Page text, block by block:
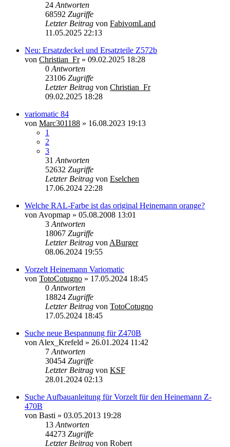
24 Antworten
68592 Zugriffe
Letzter Beitrag von FabivomLand
11.05.2025 22:13
Neu: Ersatzdeckel und Ersatzteile Z572b
von Christian_Fr» 09.02.2025 18:28
0 Antworten
23106 Zugriffe
Letzter Beitrag von Christian_Fr
09.02.2025 18:28
variomatic 84
von Marc301188 » 16.08.2023 19:13
1
2
3
31 Antworten
52632 Zugriffe
Letzter Beitrag von Eselchen
17.06.2024 22:28
Welche RAL-Farbe ist das original Heinemann orange?
von Avopmap » 05.08.2008 13:01
3 Antworten
18067 Zugriffe
Letzter Beitrag von ABurger
08.06.2024 19:55
Vorzelt Heinemann Variomatic
von TotoCotugno » 17.05.2024 18:45
0 Antworten
18824 Zugriffe
Letzter Beitrag von TotoCotugno
17.05.2024 18:45
Suche neue Bespannung für Z470B
von Alex_Krefeld » 26.01.2024 11:42
7 Antworten
30454 Zugriffe
Letzter Beitrag von KSF
28.01.2024 02:13
Suche Aufbauanleitung für Vorzelt für den Heinemann Z-
470B
von Basti » 03.05.2013 19:28
13 Antworten
44273 Zugriffe
Letzter Beitrag von Robert